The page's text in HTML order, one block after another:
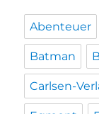
Abenteuer
Batman
Carlsen-